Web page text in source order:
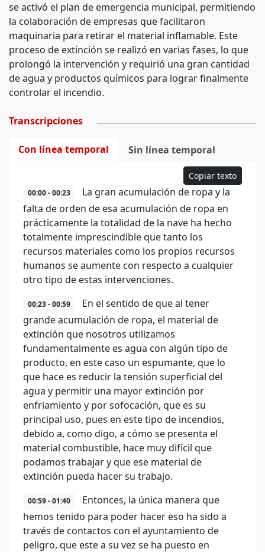
se activó el plan de emergencia municipal, permitiendo
la colaboración de empresas que facilitaron
maquinaria para retirar el material inflamable. Este
proceso de extinción se realizó en varias fases, lo que
prolongó la intervención y requirió una gran cantidad
de agua y productos químicos para lograr finalmente
controlar el incendio.
Transcripciones
Con línea temporal Sin línea temporal
Copiar texto
00:00 - 00:23
La gran acumulación de ropa y la
falta de orden de esa acumulación de ropa en
prácticamente la totalidad de la nave ha hecho
totalmente imprescindible que tanto los
recursos materiales como los propios recursos
humanos se aumente con respecto a cualquier
otro tipo de estas intervenciones.
00:23 - 00:59
En el sentido de que al tener
grande acumulación de ropa, el material de
extinción que nosotros utilizamos
fundamentalmente es agua con algún tipo de
producto, en este caso un espumante, que lo
que hace es reducir la tensión superficial del
agua y permitir una mayor extinción por
enfriamiento y por sofocación, que es su
principal uso, pues en este tipo de incendios,
debido a, como digo, a cómo se presenta el
material combustible, hace muy difícil que
podamos trabajar y que ese material de
extinción pueda hacer su trabajo.
00:59 - 01:40
Entonces, la única manera que
hemos tenido para poder hacer eso ha sido a
través de contactos con el ayuntamiento de
peligro, que este a su vez se ha puesto en